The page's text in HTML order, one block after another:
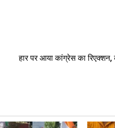
हार पर आया कांग्रेस का